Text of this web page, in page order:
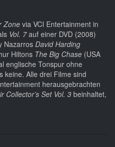
Zonevia VCI Entertainment in
Vol. 7auf einer DVD (2008)
Nazarros David Harding
Hiltons The Big Chase (USA
englische Tonspur ohne
keine. Alle drei Filme sind
herausgebrachten
Collector’s Set Vol. 3 beinhaltet,